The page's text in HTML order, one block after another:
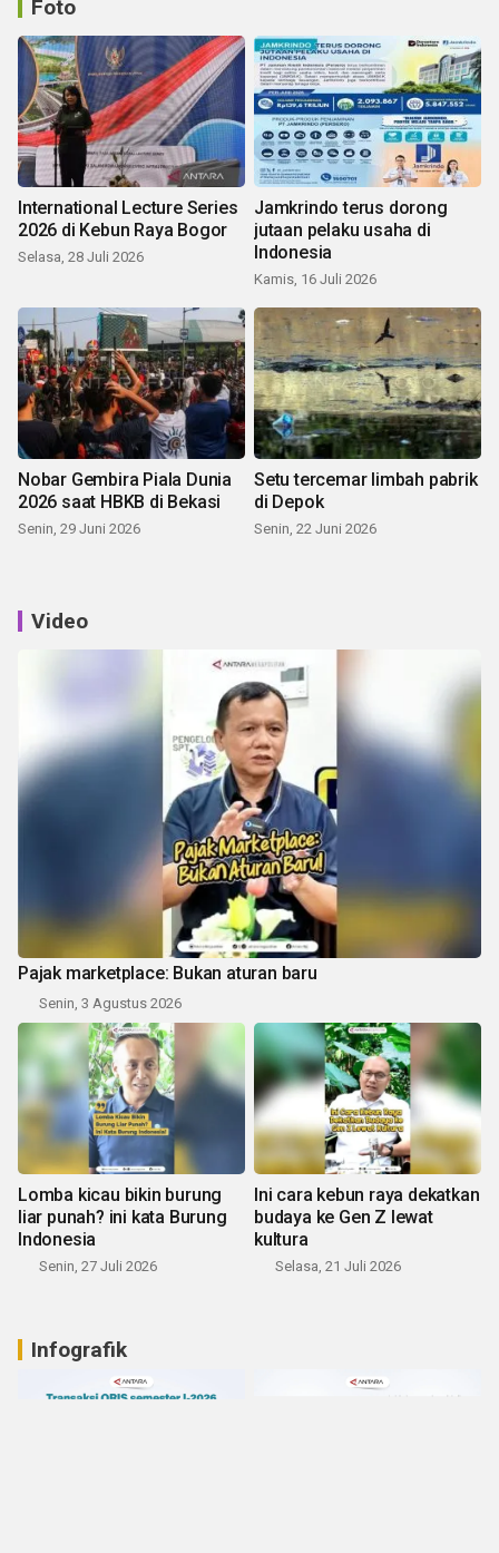
Foto
International Lecture Series
2026 di Kebun Raya Bogor
Selasa, 28 Juli 2026
Jamkrindo terus dorong
jutaan pelaku usaha di
Indonesia
Kamis, 16 Juli 2026
Nobar Gembira Piala Dunia
2026 saat HBKB di Bekasi
Senin, 29 Juni 2026
Setu tercemar limbah pabrik
di Depok
Senin, 22 Juni 2026
Video
Pajak marketplace: Bukan aturan baru
Senin, 3 Agustus 2026
Lomba kicau bikin burung
liar punah? ini kata Burung
Indonesia
Senin, 27 Juli 2026
Ini cara kebun raya dekatkan
budaya ke Gen Z lewat
kultura
Selasa, 21 Juli 2026
Infografik